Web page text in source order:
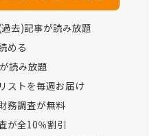
去)記事が読み放題
める
読み放題
ストを毎週お届け
務調査が無料
が全10％割引